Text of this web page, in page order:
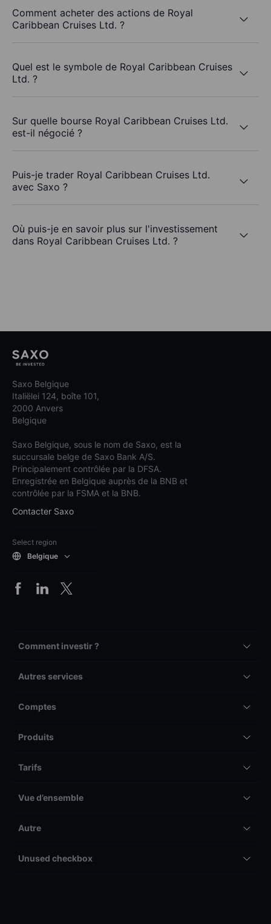
Comment acheter des actions de Royal
Caribbean Cruises Ltd. ?
Quel est le symbole de Royal Caribbean Cruises
Ltd. ?
Sur quelle bourse Royal Caribbean Cruises Ltd.
est-il négocié ?
Puis-je trader Royal Caribbean Cruises Ltd.
avec Saxo ?
Où puis-je en savoir plus sur l'investissement
dans Royal Caribbean Cruises Ltd. ?
Saxo Belgique
Italiëlei 124, boîte 101,
2000 Anvers
Belgique
Saxo Belgique, sous le nom de Saxo, est la
succursale belge de Saxo Bank A/S.
Principalement contrôlée par la DFSA.
Enregistrée en Belgique auprès de la BNB et
contrôlée par la FSMA et la BNB.
Contacter Saxo
Select region
Belgique
Comment investir ?
Autres services
Comptes
Produits
Tarifs
Vue d’ensemble
Autre
Unused checkbox